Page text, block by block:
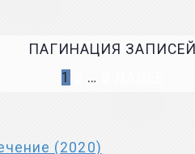
ПАГИНАЦИЯ ЗАПИСЕЙ
1
…
(2020)